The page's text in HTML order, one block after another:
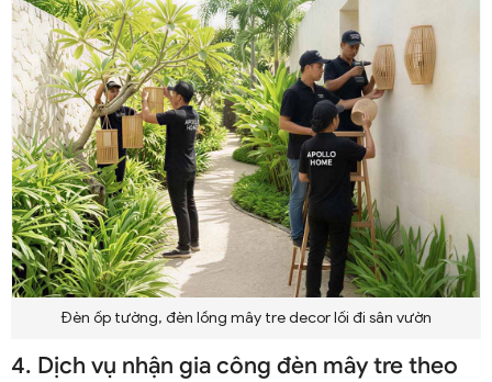
Đèn ốp tường, đèn lồng mây tre decor lối đi sân vườn
4. Dịch vụ nhận gia công đèn mây tre theo